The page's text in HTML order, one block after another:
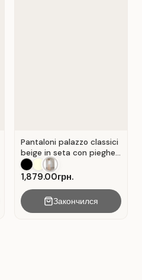
Pantaloni palazzo classici
beige in seta con pieghe .
Beige.
1,879.00грн.
Закончился